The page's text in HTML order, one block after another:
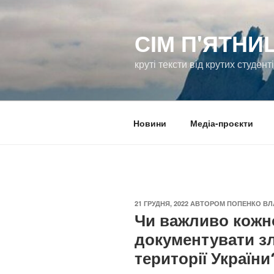
до
СІМ
круті тексти від крутих
Новини Медіа-проєкти
ОПУБЛІКОВАНО
21 ГРУДНЯ, 2022 АВТОРОМ ПОПЕНКО
Чи важливо
документувати
території